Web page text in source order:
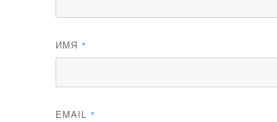
ИМЯ *
EMAIL *